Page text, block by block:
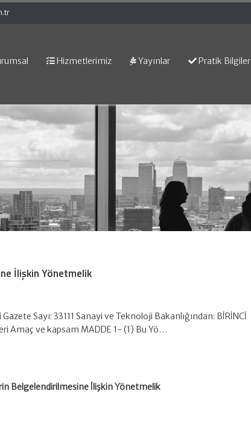
Hizmetlerimiz Yayınlar Pratik Bilgiler
İlişkin Yönetmelik
Sayı: 33111 Sanayi ve Teknoloji Bakanlığından: BİRİNCİ
Amaç ve kapsam MADDE 1- (1) Bu Yö…
Belgelendirilmesine İlişkin Yönetmelik